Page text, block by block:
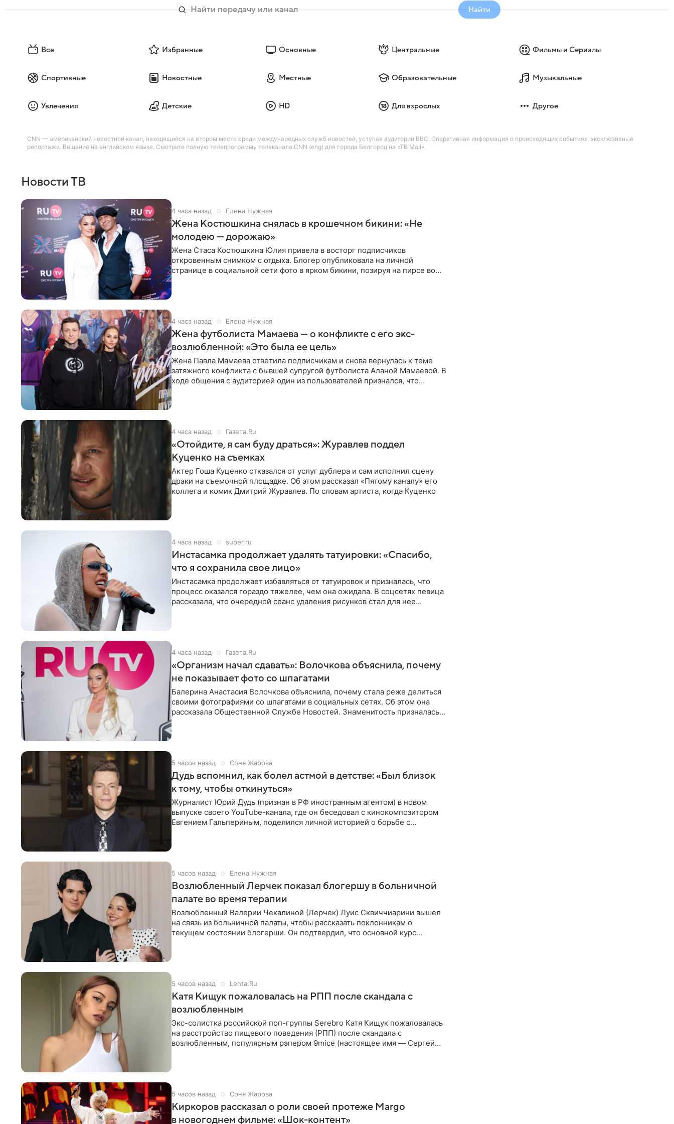
Найти
Все Избранные Основные Центральные Фильмы и Сериалы
Спортивные Новостные Местные Образовательные Музыкальные
Увлечения Детские HD Для взрослых Другое
CNN — американский новостной канал, находящийся на втором месте среди международных служб новостей, уступая аудитории BBC. Оперативная информация о происходящих событиях, эксклюзивные
репортажи. Вещание на английском языке. Смотрите полную телепрограмму телеканала CNN (eng) для города Белгород на «ТВ Mail».
Новости ТВ
4 часа назад Елена Нужная
Жена Костюшкина снялась в крошечном бикини: «Не
молодею — дорожаю»
Жена Стаса Костюшкина Юлия привела в восторг подписчиков
откровенным снимком с отдыха. Блогер опубликовала на личной
странице в социальной сети фото в ярком бикини, позируя на пирсе во
4 часа назад Елена Нужная
Жена футболиста Мамаева — о конфликте с его экс-
возлюбленной: «Это была ее цель»
Жена Павла Мамаева ответила подписчикам и снова вернулась к теме
затяжного конфликта с бывшей супругой футболиста Аланой Мамаевой. В
ходе общения с аудиторией один из пользователей признался, что
4 часа назад Газета.Ru
«Отойдите, я сам буду драться»: Журавлев поддел
Куценко на съемках
Актер Гоша Куценко отказался от услуг дублера и сам исполнил сцену
драки на съемочной площадке. Об этом рассказал «Пятому каналу» его
коллега и комик Дмитрий Журавлев. По словам артиста, когда Куценко
4 часа назад super.ru
Инстасамка продолжает удалять татуировки: «Спасибо,
что я сохранила свое лицо»
Инстасамка продолжает избавляться от татуировок и призналась, что
процесс оказался гораздо тяжелее, чем она ожидала. В соцсетях певица
рассказала, что очередной сеанс удаления рисунков стал для нее
4 часа назад Газета.Ru
«Организм начал сдавать»: Волочкова объяснила, почему
не показывает фото со шпагатами
Балерина Анастасия Волочкова объяснила, почему стала реже делиться
своими фотографиями со шпагатами в социальных сетях. Об этом она
рассказала Общественной Службе Новостей. Знаменитость призналась,
5 часов назад Соня Жарова
Дудь вспомнил, как болел астмой в детстве: «Был близок
к тому, чтобы откинуться»
Журналист Юрий Дудь (признан в РФ иностранным агентом) в новом
выпуске своего YouTube-канала, где он беседовал с кинокомпозитором
Евгением Гальпериным, поделился личной историей о борьбе с
5 часов назад Елена Нужная
Возлюбленный Лерчек показал блогершу в больничной
палате во время терапии
Возлюбленный Валерии Чекалиной (Лерчек) Луис Сквиччиарини вышел
на связь из больничной палаты, чтобы рассказать поклонникам о
текущем состоянии блогерши. Он подтвердил, что основной курс
5 часов назад Lenta.Ru
Катя Кищук пожаловалась на РПП после скандала с
возлюбленным
Экс-солистка российской поп-группы Serebro Катя Кищук пожаловалась
на расстройство пищевого поведения (РПП) после скандала с
возлюбленным, популярным рэпером 9mice (настоящее имя — Сергей
5 часов назад Соня Жарова
Киркоров рассказал о роли своей протеже Margo
в новогоднем фильме: «Шок-контент»